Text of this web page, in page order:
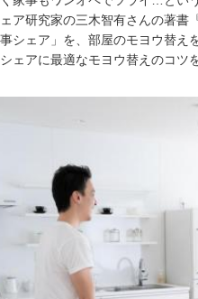
ア研究家の三木智有さんの著書
シェア」を、部屋のモヨウ替え
ェアに最適なモヨウ替えのコツ